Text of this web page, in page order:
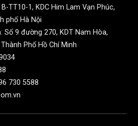
TT10-1, KDC Him Lam Vạn Phúc,
phố Hà Nội
9 đường 270, KDT Nam Hòa,
Phố Hồ Chí Minh
730 5588